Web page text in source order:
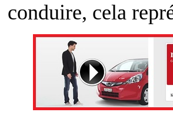
conduire, cela